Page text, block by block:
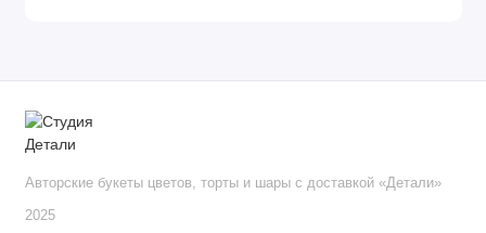
Авторские букеты цветов, торты и шары с доставкой «Детали»
2025